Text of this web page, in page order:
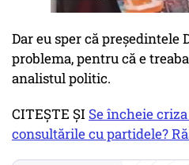
Dar eu sper că preşedintele
problema, pentru că e
analistul politic.
CITEŞTE ŞI Se încheie
consultările cu partidele?